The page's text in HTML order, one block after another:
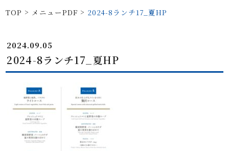
TOP > メニューPDF > 2024-8ランチ17_夏HP
2024.09.05
2024-8ランチ17_夏HP